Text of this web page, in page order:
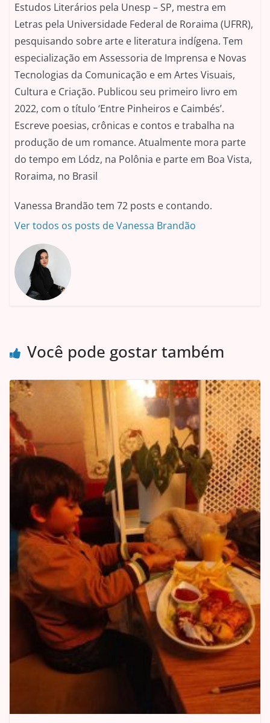
Estudos Literários pela Unesp – SP, mestra em
Letras pela Universidade Federal de Roraima (UFRR),
pesquisando sobre arte e literatura indígena. Tem
especialização em Assessoria de Imprensa e Novas
Tecnologias da Comunicação e em Artes Visuais,
Cultura e Criação. Publicou seu primeiro livro em
2022, com o título ‘Entre Pinheiros e Caimbés’.
Escreve poesias, crônicas e contos e trabalha na
produção de um romance. Atualmente mora parte
do tempo em Lódz, na Polônia e parte em Boa Vista,
Roraima, no Brasil
Vanessa Brandão tem 72 posts e contando.
Ver todos os posts de Vanessa Brandão
Você pode gostar também